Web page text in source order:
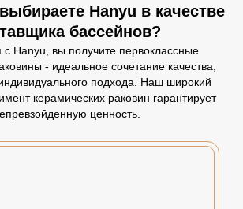
Hanyu в качестве
бассейнов?
с Hanyu, вы получите первоклассные
- идеальное сочетание качества,
подхода. Наш широкий
керамических раковин гарантирует
ценность.